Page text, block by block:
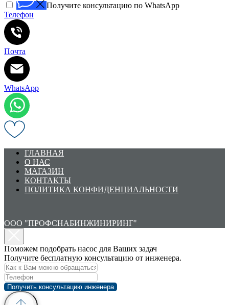
Получите консультацию по WhatsApp
Телефон
Почта
WhatsApp
ГЛАВНАЯ
О НАС
МАГАЗИН
КОНТАКТЫ
ПОЛИТИКА КОНФИДЕНЦИАЛЬНОСТИ
ООО "ПРОФСНАБИНЖИНИРИНГ"
Поможем подобрать насос для Ваших задач
Получите бесплатную консультацию от инженера.
Получить консультацию инженера